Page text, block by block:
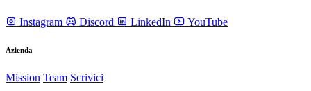
Instagram Discord LinkedIn YouTube
Azienda
Mission Team Scrivici